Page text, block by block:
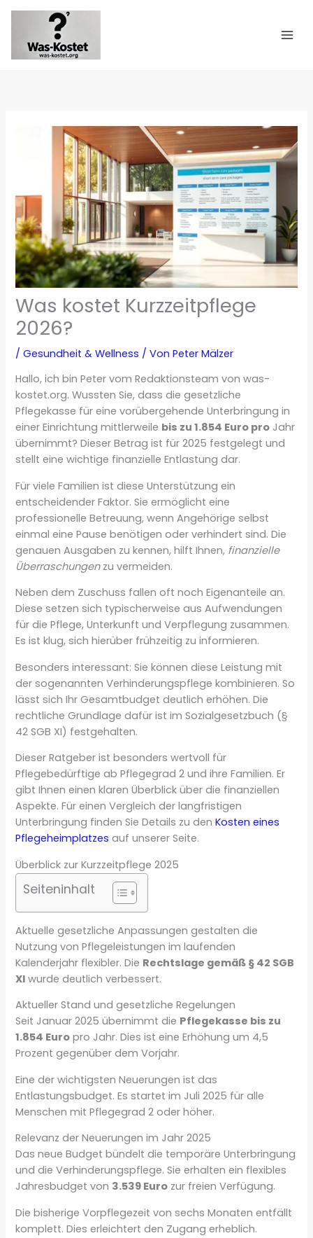
Zum
springen
Was kostet Kurzzeitpflege
2026?
/Gesundheit & Wellness / VonPeter Mälzer
Hallo, ich bin Peter vom Redaktionsteam von was-
kostet.org. Wussten Sie, dass die gesetzliche
Pflegekasse für eine vorübergehende Unterbringung in
einer Einrichtung mittlerweile bis zu 1.854 Euro pro Jahr
übernimmt? Dieser Betrag ist für 2025 festgelegt und
stellt eine wichtige finanzielle Entlastung dar.
Für viele Familien ist diese Unterstützung ein
entscheidender Faktor. Sie ermöglicht eine
professionelle Betreuung, wenn Angehörige selbst
einmal eine Pause benötigen oder verhindert sind. Die
genauen Ausgaben zu kennen, hilft Ihnen, finanzielle
Überraschungenzu vermeiden.
Neben dem Zuschuss fallen oft noch Eigenanteile an.
Diese setzen sich typischerweise aus Aufwendungen
für die Pflege, Unterkunft und Verpflegung zusammen.
Es ist klug, sich hierüber frühzeitig zu informieren.
Besonders interessant: Sie können diese Leistung mit
der sogenannten Verhinderungspflege kombinieren. So
lässt sich Ihr Gesamtbudget deutlich erhöhen. Die
rechtliche Grundlage dafür ist im Sozialgesetzbuch (§
42 SGB XI) festgehalten.
Dieser Ratgeber ist besonders wertvoll für
Pflegebedürftige ab Pflegegrad 2 und ihre Familien. Er
gibt Ihnen einen klaren Überblick über die finanziellen
Aspekte. Für einen Vergleich der langfristigen
Unterbringung finden Sie Details zu denKosten eines
Pflegeheimplatzes auf unserer Seite.
Überblick zur Kurzzeitpflege 2025
Seiteninhalt
Aktuelle gesetzliche Anpassungen gestalten die
Nutzung von Pflegeleistungen im laufenden
Kalenderjahr flexibler. Die Rechtslage gemäß § 42 SGB
XI wurde deutlich verbessert.
Aktueller Stand und gesetzliche Regelungen
Seit Januar 2025 übernimmt die Pflegekasse bis zu
1.854 Euro pro Jahr. Dies ist eine Erhöhung um 4,5
Prozent gegenüber dem Vorjahr.
Eine der wichtigsten Neuerungen ist das
Entlastungsbudget. Es startet im Juli 2025 für alle
Menschen mit Pflegegrad 2 oder höher.
Relevanz der Neuerungen im Jahr 2025
Das neue Budget bündelt die temporäre Unterbringung
und die Verhinderungspflege. Sie erhalten ein flexibles
Jahresbudget von 3.539 Euro zur freien Verfügung.
Die bisherige Vorpflegezeit von sechs Monaten entfällt
komplett. Dies erleichtert den Zugang erheblich.